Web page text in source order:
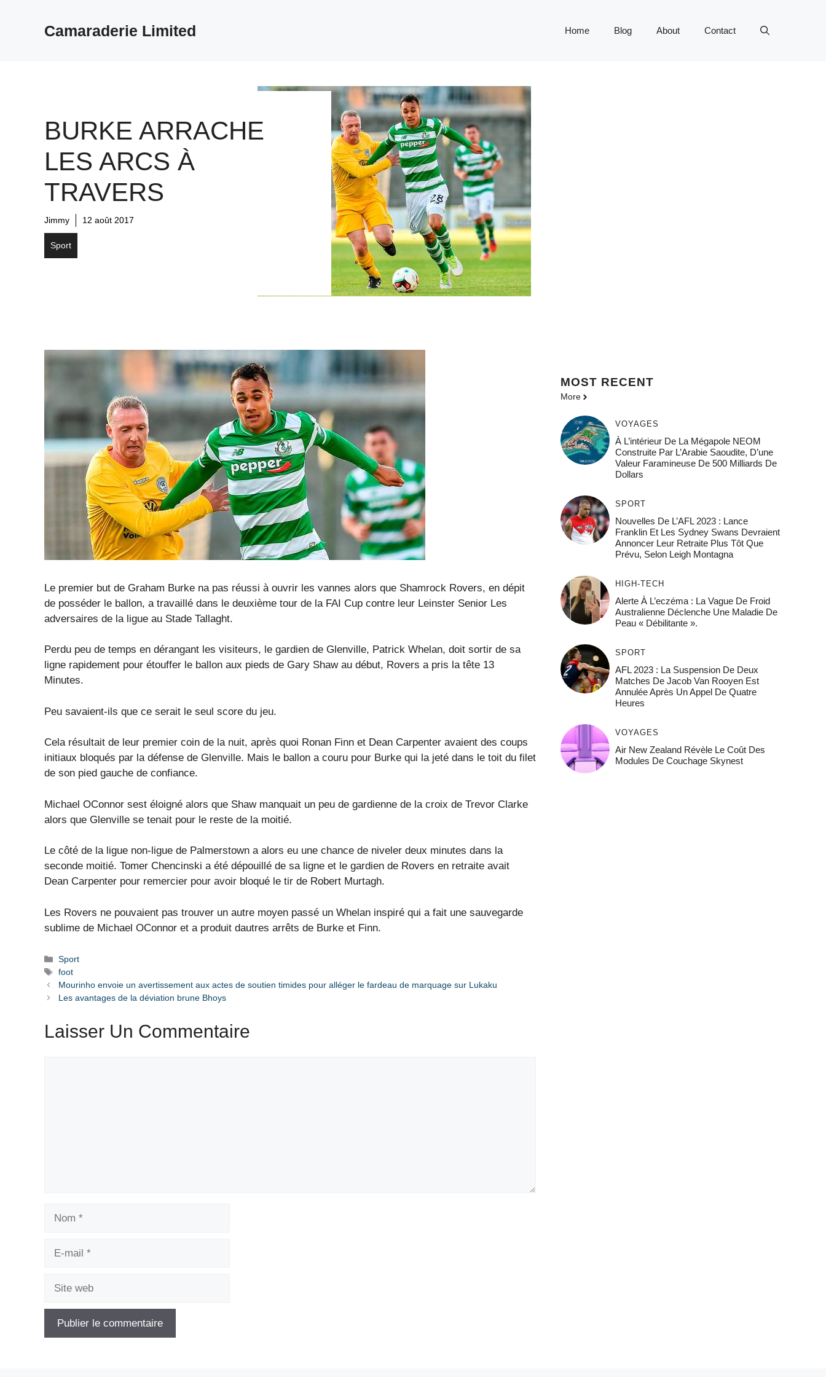
Camaraderie Limited Home Blog About Contact
BURKE ARRACHE
LES ARCS À
TRAVERS
Jimmy 12 août 2017
Sport
Le premier but de Graham Burke na pas réussi à ouvrir les vannes alors que Shamrock Rovers, en dépit
de posséder le ballon, a travaillé dans le deuxième tour de la FAI Cup contre leur Leinster Senior Les
adversaires de la ligue au Stade Tallaght.
Perdu peu de temps en dérangant les visiteurs, le gardien de Glenville, Patrick Whelan, doit sortir de sa
ligne rapidement pour étouffer le ballon aux pieds de Gary Shaw au début, Rovers a pris la tête 13
Minutes.
Peu savaient-ils que ce serait le seul score du jeu.
Cela résultait de leur premier coin de la nuit, après quoi Ronan Finn et Dean Carpenter avaient des coups
initiaux bloqués par la défense de Glenville. Mais le ballon a couru pour Burke qui la jeté dans le toit du filet
de son pied gauche de confiance.
Michael OConnor sest éloigné alors que Shaw manquait un peu de gardienne de la croix de Trevor Clarke
alors que Glenville se tenait pour le reste de la moitié.
Le côté de la ligue non-ligue de Palmerstown a alors eu une chance de niveler deux minutes dans la
seconde moitié. Tomer Chencinski a été dépouillé de sa ligne et le gardien de Rovers en retraite avait
Dean Carpenter pour remercier pour avoir bloqué le tir de Robert Murtagh.
Les Rovers ne pouvaient pas trouver un autre moyen passé un Whelan inspiré qui a fait une sauvegarde
sublime de Michael OConnor et a produit dautres arrêts de Burke et Finn.
Catégories
Sport
Étiquettes
foot
Mourinho envoie un avertissement aux actes de soutien timides pour alléger le fardeau de marquage sur Lukaku
Les avantages de la déviation brune Bhoys
Laisser Un Commentaire
MOST RECENT
More
VOYAGES
À L’intérieur De La Mégapole NEOM
Construite Par L’Arabie Saoudite, D’une
Valeur Faramineuse De 500 Milliards De
Dollars
SPORT
Nouvelles De L’AFL 2023 : Lance
Franklin Et Les Sydney Swans Devraient
Annoncer Leur Retraite Plus Tôt Que
Prévu, Selon Leigh Montagna
HIGH-TECH
Alerte À L’eczéma : La Vague De Froid
Australienne Déclenche Une Maladie De
Peau « Débilitante ».
SPORT
AFL 2023 : La Suspension De Deux
Matches De Jacob Van Rooyen Est
Annulée Après Un Appel De Quatre
Heures
VOYAGES
Air New Zealand Révèle Le Coût Des
Modules De Couchage Skynest